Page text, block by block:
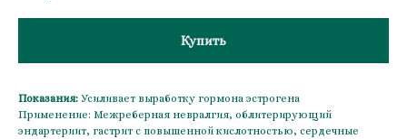
Купить
Показания: Усиливает выработку гормона эстрогена
Применение: Межреберная невралгия, облитерирующий
эндартериит, гастрит с повышенной кислотностью, сердечные